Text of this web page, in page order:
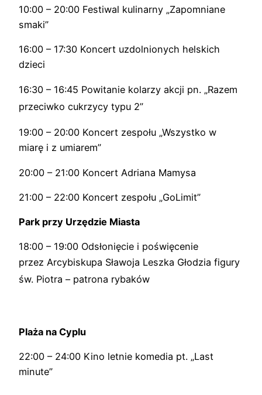
10:00 – 20:00 Festiwal kulinarny „Zapomniane
smaki”
16:00 – 17:30 Koncert uzdolnionych helskich
dzieci
16:30 – 16:45 Powitanie kolarzy akcji pn. „Razem
przeciwko cukrzycy typu 2”
19:00 – 20:00 Koncert zespołu „Wszystko w
miarę i z umiarem”
20:00 – 21:00 Koncert Adriana Mamysa
21:00 – 22:00 Koncert zespołu „GoLimit”
Park przy Urzędzie Miasta
18:00 – 19:00 Odsłonięcie i poświęcenie
przez Arcybiskupa Sławoja Leszka Głodzia figury
św. Piotra – patrona rybaków
Plaża na Cyplu
22:00 – 24:00 Kino letnie komedia pt. „Last
minute”